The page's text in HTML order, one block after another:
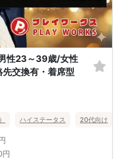
性23～39歳/女性
交換有・着席型
ハイステータス 20代向け